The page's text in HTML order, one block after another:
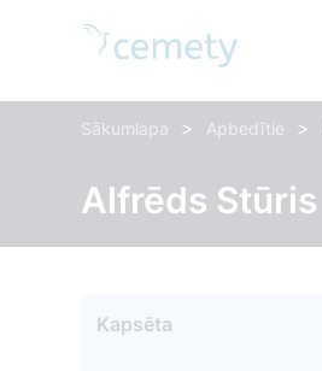
Sākumlapa > Apbedītie >
Alfrēds Stūris
Kapsēta